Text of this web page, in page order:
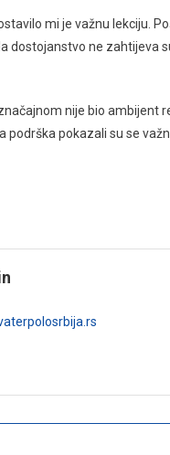
mi je važnu lekciju.
dostojanstvo ne zahtijeva
nije bio ambijent
podrška pokazali su se